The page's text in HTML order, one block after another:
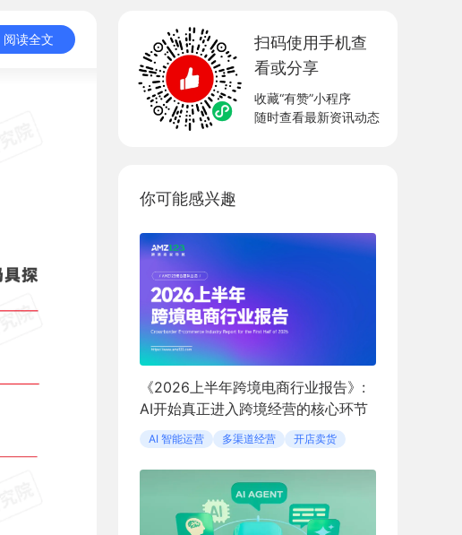
阅读全文
扫码使用手机查
看或分享
收藏“有赞”小程序
随时查看最新资讯动态
你可能感兴趣
《2026上半年跨境电商行业报告》:
AI开始真正进入跨境经营的核心环节
AI 智能运营 多渠道经营 开店卖货